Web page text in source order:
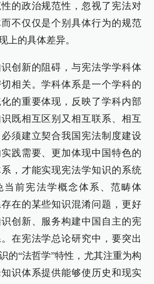
的政治规范性，忽视了宪法对
不仅仅是个别具体行为的规范
上的具体差异。
创新的阻碍，与宪法学学科体
相关。学科体系是一个学科的
的重要体现，反映了学科内部
既相互区别又相互联系、相互
须建立契合我国宪法制度建设
践需要、更加体现中国特色的
，才能实现宪法学知识的系统
当前宪法学概念体系、范畴体
在的某些知识混淆问题，更好
创新、服务构建中国自主的宪
在宪法学总论研究中，要突出
的“法哲学”特性，尤其注重为构
识体系提供能够使历史和现实